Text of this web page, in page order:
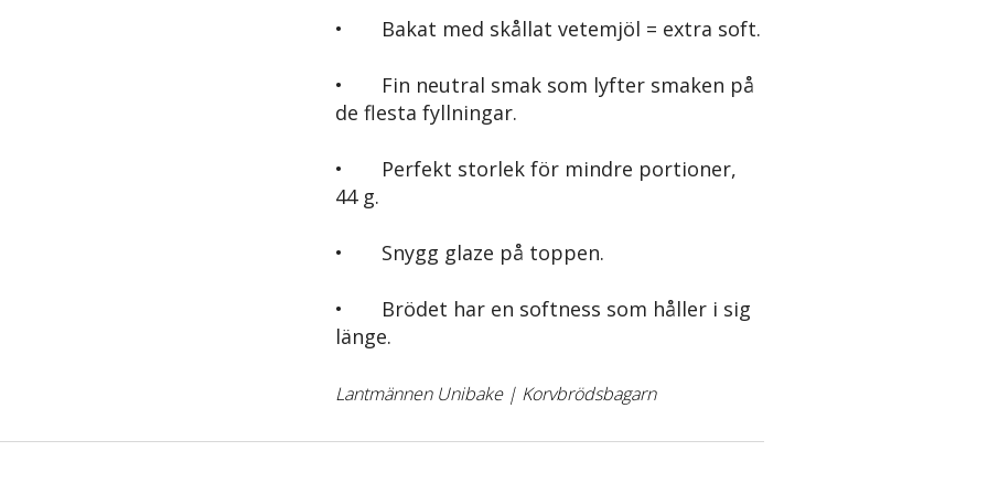
• Bakat med skållat vetemjöl = extra soft.
• Fin neutral smak som lyfter smaken på
de flesta fyllningar.
• Perfekt storlek för mindre portioner,
44 g.
• Snygg glaze på toppen.
• Brödet har en softness som håller i sig
länge.
Lantmännen Unibake | Korvbrödsbagarn